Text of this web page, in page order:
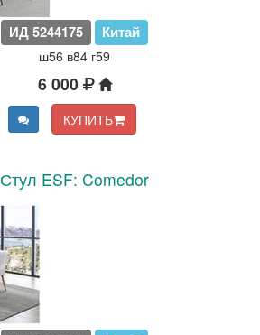
ИД 5244175 Китай
ш56 в84 г59
6 000
КУПИТЬ
Стул ESF: Comedor